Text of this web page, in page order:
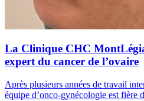
La Clinique CHC
expert du cancer de l’ovaire
Après plusieurs années de travail
équipe d’onco-gynécologie est fière